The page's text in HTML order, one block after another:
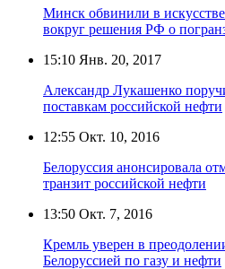
Минск обвинили в
вокруг решения РФ о
15:10 Янв. 20, 2017
Александр Лукашенко
поставкам российской нефти
12:55 Окт. 10, 2016
Белоруссия анонсировала
транзит российской нефти
13:50 Окт. 7, 2016
Кремль уверен в
Белоруссией по газу и нефти